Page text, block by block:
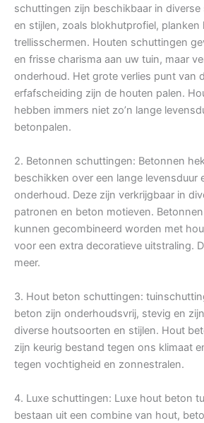
schuttingen zijn beschikbaar in
en stijlen, zoals blokhutprofiel, planken
trellisschermen. Houten schuttingen
en frisse charisma aan uw tuin, maar
onderhoud. Het grote verlies punt van
erfafscheiding zijn de houten palen.
hebben immers niet zo’n lange
betonpalen.
2. Betonnen schuttingen: Betonnen
beschikken over een lange levensduur
onderhoud. Deze zijn verkrijgbaar in
patronen en beton motieven.
kunnen gecombineerd worden met
voor een extra decoratieve uitstraling.
meer.
3. Hout beton schuttingen:
beton zijn onderhoudsvrij, stevig en
diverse houtsoorten en stijlen. Hout
zijn keurig bestand tegen ons klimaat
tegen vochtigheid en zonnestralen.
4. Luxe schuttingen: Luxe hout beton
bestaan uit een combine van hout,